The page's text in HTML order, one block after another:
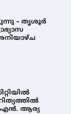
– തൃശൂർ
എൻ. ആര്യ